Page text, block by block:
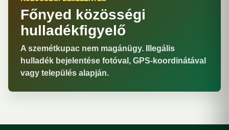
Főnyed közösségi
hulladékfigyelő
A szemétkupac nem magánügy. Illegális
hulladék bejelentése fotóval, GPS-koordinátával
vagy település alapján.